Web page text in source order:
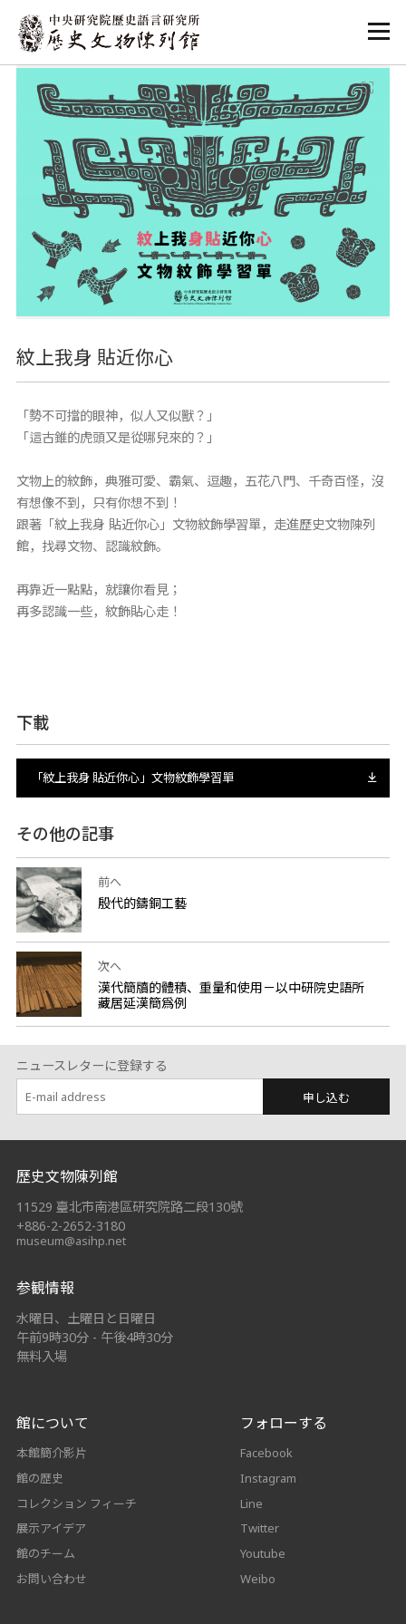
:::
:::
紋上我身 貼近你心
「勢不可擋的眼神，似人又似獸？」
「這古錐的虎頭又是從哪兒來的？」
文物上的紋飾，典雅可愛、霸氣、逗趣，五花八門、千奇百怪，沒
有想像不到，只有你想不到！
跟著「紋上我身 貼近你心」文物紋飾學習單，走進歷史文物陳列
館，找尋文物、認識紋飾。
再靠近一點點，就讓你看見；
再多認識一些，紋飾貼心走！
下載
「紋上我身 貼近你心」文物紋飾學習單
その他の記事
前へ
殷代的鑄銅工藝
次へ
漢代簡牘的體積、重量和使用－以中研院史語所
藏居延漢簡爲例
ニュースレターに登録する
申し込む
:::
歷史文物陳列館
11529 臺北市南港區研究院路二段130號
+886-2-2652-3180
museum@asihp.net
参観情報
水曜日、土曜日と日曜日
午前9時30分 - 午後4時30分
無料入場
館について
本館簡介影片
館の歴史
コレクション フィーチ
展示アイデア
館のチーム
お問い合わせ
フォローする
Facebook
Instagram
Line
Twitter
Youtube
Weibo